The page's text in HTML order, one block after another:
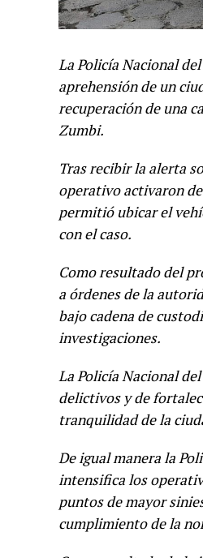
La Policía Nacional
aprehensión de un
recuperación de una
Zumbi.
Tras recibir la alerta
operativo activaron
permitió ubicar el
con el caso.
Como resultado del
a órdenes de la
bajo cadena de
investigaciones.
La Policía Nacional
delictivos y de
tranquilidad de la
De igual manera la
intensifica los
puntos de mayor
cumplimiento de la